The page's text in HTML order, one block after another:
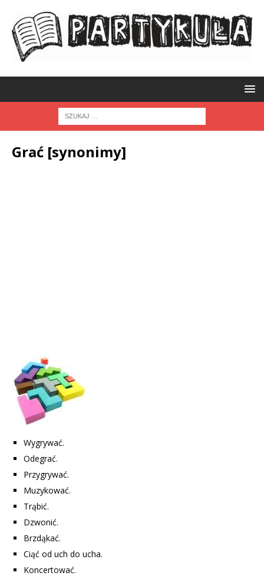
Grać [synonimy]
Wygrywać.
Odegrać.
Przygrywać.
Muzykować.
Trąbić.
Dzwonić.
Brzdąkać.
Ciąć od uch do ucha.
Koncertować.